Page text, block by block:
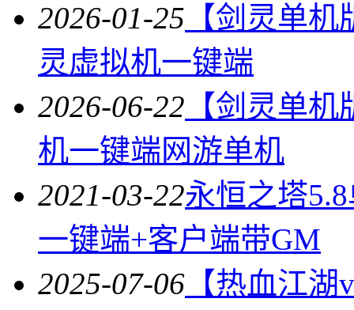
2026-01-25 【剑灵单
灵虚拟机一键端
2026-06-22 【剑灵单
机一键端网游单机
2021-03-22永恒之塔
一键端+客户端带GM
2025-07-06 【热血江